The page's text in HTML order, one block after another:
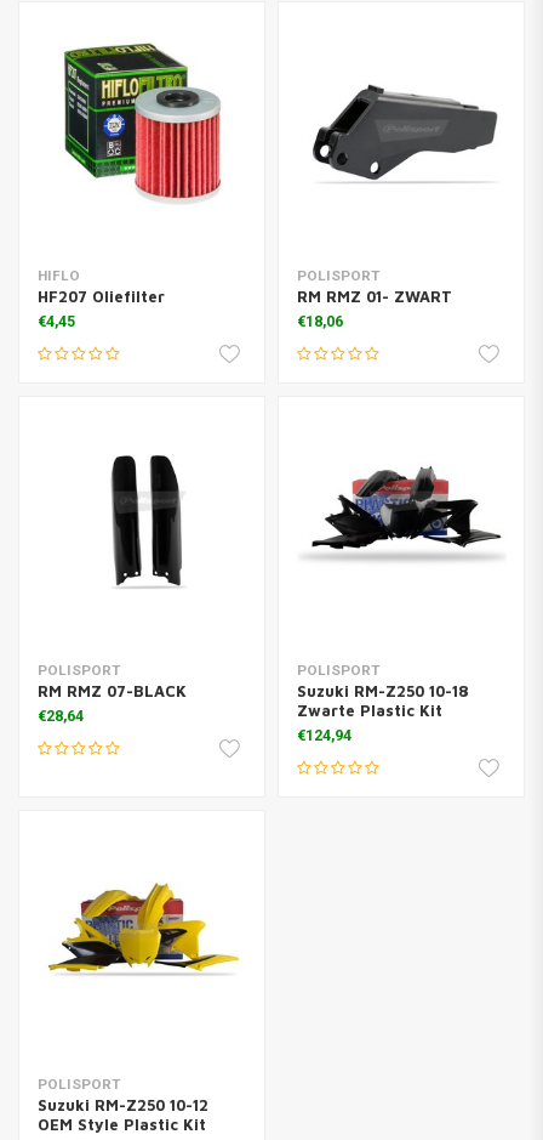
HIFLO
HF207 Oliefilter
€4,45
POLISPORT
RM RMZ 01- ZWART
€18,06
POLISPORT
RM RMZ 07-BLACK
€28,64
POLISPORT
Suzuki RM-Z250 10-18
Zwarte Plastic Kit
€124,94
POLISPORT
Suzuki RM-Z250 10-12
OEM Style Plastic Kit